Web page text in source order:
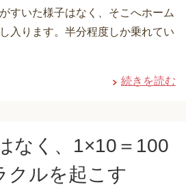
すいた様子はなく、そこへホーム
入ります。半分程度しか乗れてい
続きを読む
なく、1×10＝100
クルを起こす